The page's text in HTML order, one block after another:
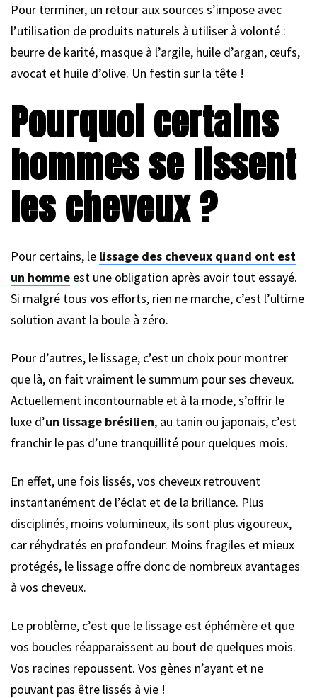
Pour terminer, un retour aux sources s’impose avec
l’utilisation de produits naturels à utiliser à volonté :
beurre de karité, masque à l’argile, huile d’argan, œufs,
avocat et huile d’olive. Un festin sur la tête !
Pourquoi certains
hommes se lissent
les cheveux ?
Pour certains, le lissage des cheveux quand ont est
un homme est une obligation après avoir tout essayé.
Si malgré tous vos efforts, rien ne marche, c’est l’ultime
solution avant la boule à zéro.
Pour d’autres, le lissage, c’est un choix pour montrer
que là, on fait vraiment le summum pour ses cheveux.
Actuellement incontournable et à la mode, s’offrir le
luxe d’un lissage brésilien, au tanin ou japonais, c’est
franchir le pas d’une tranquillité pour quelques mois.
En effet, une fois lissés, vos cheveux retrouvent
instantanément de l’éclat et de la brillance. Plus
disciplinés, moins volumineux, ils sont plus vigoureux,
car réhydratés en profondeur. Moins fragiles et mieux
protégés, le lissage offre donc de nombreux avantages
à vos cheveux.
Le problème, c’est que le lissage est éphémère et que
vos boucles réapparaissent au bout de quelques mois.
Vos racines repoussent. Vos gènes n’ayant et ne
pouvant pas être lissés à vie !